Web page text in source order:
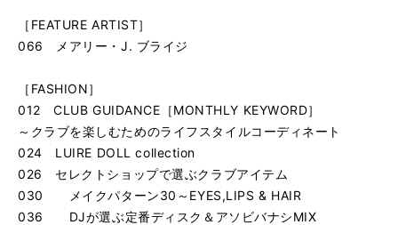
［FEATURE ARTIST］
066 メアリー・J. ブライジ
［FASHION］
012 CLUB GUIDANCE［MONTHLY KEYWORD］
～クラブを楽しむためのライフスタイルコーディネート
024 LUIRE DOLL collection
026 セレクトショップで選ぶクラブアイテム
030 メイクパターン30～EYES,LIPS & HAIR
036 DJが選ぶ定番ディスク＆アソビバナシMIX